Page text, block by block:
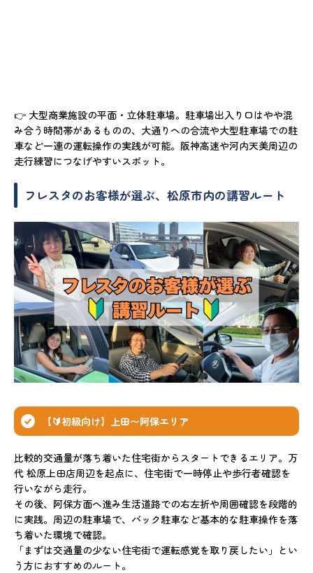
👉 大型商業施設の平面・立体駐車場。駐車場出入り口はやや混
み合う時間帯があるものの、大通りへの合流や大型駐車場での駐
車など一連の運転操作の実践が可能。阪神高速や河内天美周辺の
走行練習につなげやすいスポット。
フレスタのお客様が選ぶ、松原市内の講習ルート
【🔰初級向け】上田〜阿保エリア
比較的交通量が落ち着いた住宅街からスタートできるエリア。万
代 松原上田店周辺を起点に、住宅街で一時停止や歩行者確認を
行いながら走行。
その後、阿保方面へ進み生活道路での右左折や周囲確認を段階的
に実践。周辺の駐車場で、バック駐車など基本的な駐車操作を落
ち着いた環境で確認。
「まずは交通量の少ない住宅街で運転感覚を取り戻したい」とい
う方におすすめのルート。